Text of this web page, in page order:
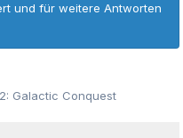
und für weitere Antworten
Galactic Conquest